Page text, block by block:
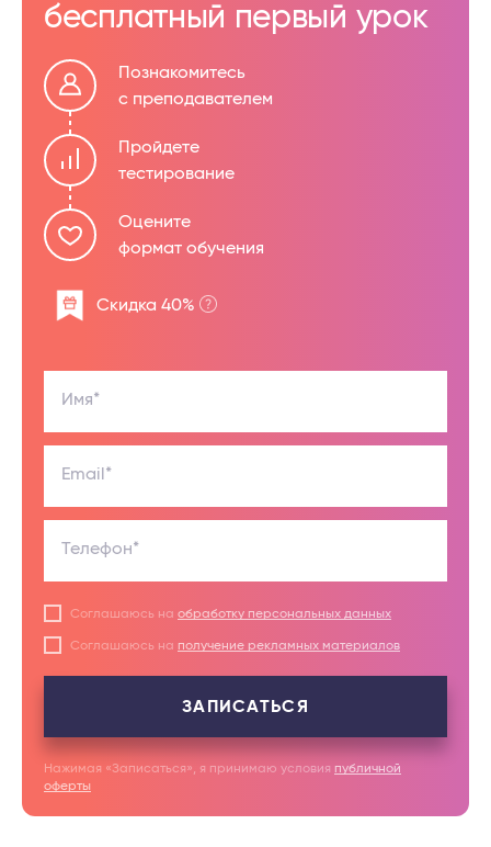
бесплатный первый урок
Познакомитесь
с преподавателем
Пройдете
тестирование
Оцените
формат обучения
Скидка 40%
Имя*
Email*
Телефон*
Соглашаюсь на обработку персональных данных
Соглашаюсь на получение рекламных материалов
ЗАПИСАТЬСЯ
Нажимая «Записаться», я принимаю условия публичной
оферты